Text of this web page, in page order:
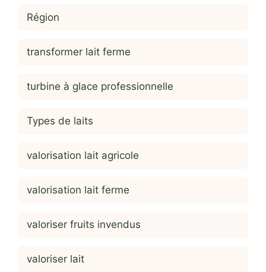
Région
transformer lait ferme
turbine à glace professionnelle
Types de laits
valorisation lait agricole
valorisation lait ferme
valoriser fruits invendus
valoriser lait